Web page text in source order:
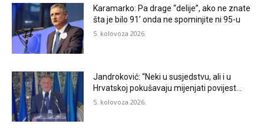
Karamarko: Pa drage “delije”, ako ne znate
šta je bilo 91’ onda ne spominjite ni 95-u
5. kolovoza 2026.
Jandroković: “Neki u susjedstvu, ali i u
Hrvatskoj pokušavaju mijenjati povijest…
5. kolovoza 2026.